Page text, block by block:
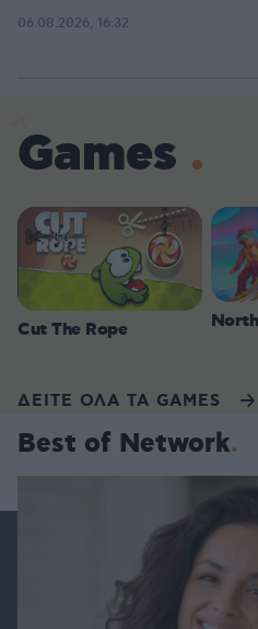
06.08.2026, 16:32
Games
Cut The Rope
ΔΕΙΤΕ ΟΛΑ ΤΑ GAMES
Best of Network